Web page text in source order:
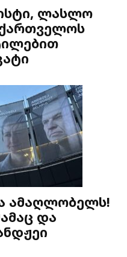
ლასლო
ამაღლობელს!
და